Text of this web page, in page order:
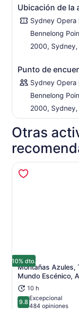
Ubicación de la
Sydney Opera
Bennelong
2000, Sydney,
Punto de
Sydney Opera
Bennelong
2000, Sydney,
Otras
10% dto.
Montañas Azules,
Mundo Escénico,
10 h
9.89.8 de 10
Excepcional
484 opiniones